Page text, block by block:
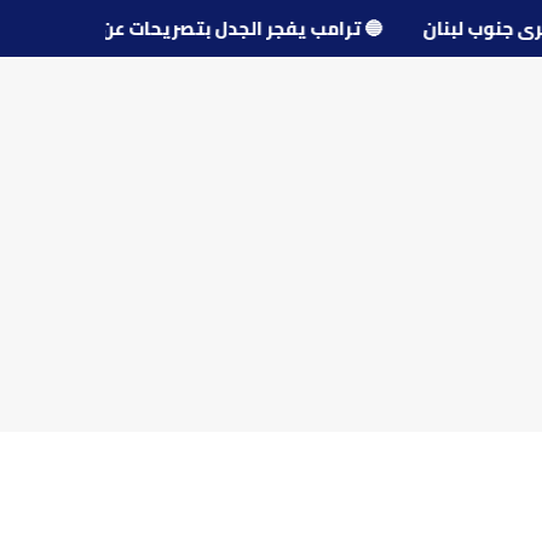
قرى جنوب لبنان 🔵ترامب يفجر الجدل بتصريحات عن